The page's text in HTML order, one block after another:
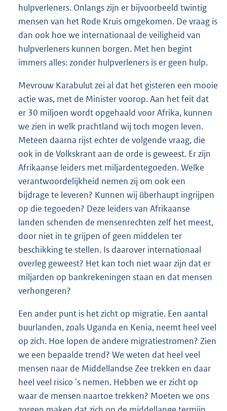
hulpverleners. Onlangs zijn er bijvoorbeeld twintig
mensen van het Rode Kruis omgekomen. De vraag is
dan ook hoe we internationaal de veiligheid van
hulpverleners kunnen borgen. Met hen begint
immers alles: zonder hulpverleners is er geen hulp.
Mevrouw Karabulut zei al dat het gisteren een mooie
actie was, met de Minister voorop. Aan het feit dat
er 30 miljoen wordt opgehaald voor Afrika, kunnen
we zien in welk prachtland wij toch mogen leven.
Meteen daarna rijst echter de volgende vraag, die
ook in de Volkskrant aan de orde is geweest. Er zijn
Afrikaanse leiders met miljardentegoeden. Welke
verantwoordelijkheid nemen zij om ook een
bijdrage te leveren? Kunnen wij überhaupt ingrijpen
op die tegoeden? Deze leiders van Afrikaanse
landen schenden de mensenrechten zelf het meest,
door niet in te grijpen of geen middelen ter
beschikking te stellen. Is daarover internationaal
overleg geweest? Het kan toch niet waar zijn dat er
miljarden op bankrekeningen staan en dat mensen
verhongeren?
Een ander punt is het zicht op migratie. Een aantal
buurlanden, zoals Uganda en Kenia, neemt heel veel
op zich. Hoe lopen de andere migratiestromen? Zien
we een bepaalde trend? We weten dat heel veel
mensen naar de Middellandse Zee trekken en daar
heel veel risico 's nemen. Hebben we er zicht op
waar de mensen naartoe trekken? Moeten we ons